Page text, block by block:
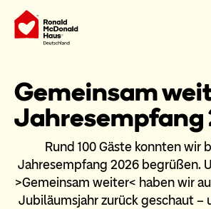
Gemeinsam
Jahresempfang
Rund 100 Gäste konnten wir
Jahresempfang 2026 begrüßen.
>Gemeinsam weiter< haben wir
Jubiläumsjahr zurück geschaut –